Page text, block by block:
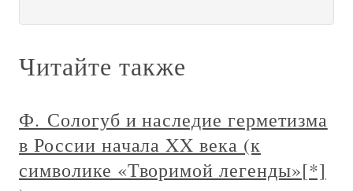
Читайте также
Ф. Сологуб и наследие герметизма
в России начала XX века (к
символике «Творимой легенды»[*]